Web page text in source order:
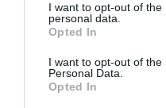
not limited to your visit or
grant or deny consent to
use your data for below
consent section.
I want to opt-out of the
personal data.
Opted In
I want to opt-out of the
Personal Data.
Opted In
ΣΤΗΝ
8 Ιουλίου, 2026